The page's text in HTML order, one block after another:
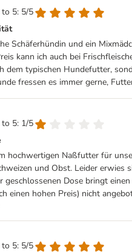
to 5: 5/5
Schäferhündin und ein
kann ich auch bei
dem typischen Hundefutter,
fressen es immer gerne,
to 5: 1/5
hochwertigen Naßfutter für
und Obst. Leider
geschlossenen Dose bringt
einen hohen Preis) nicht
to 5: 5/5